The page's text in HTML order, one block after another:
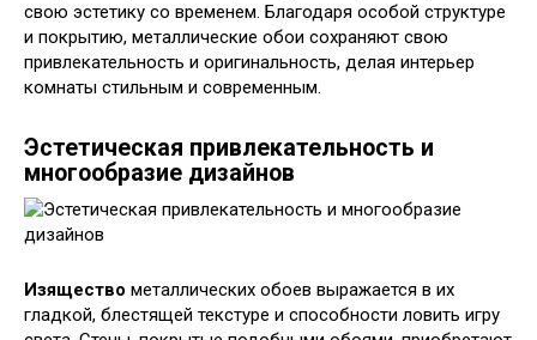
свою эстетику со временем. Благодаря особой структуре
и покрытию, металлические обои сохраняют свою
привлекательность и оригинальность, делая интерьер
комнаты стильным и современным.
Эстетическая привлекательность и
многообразие дизайнов
Изящество металлических обоев выражается в их
гладкой, блестящей текстуре и способности ловить игру